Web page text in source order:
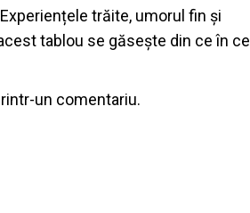
trăite, umorul fin și
tablou se găsește din ce în ce
un comentariu.